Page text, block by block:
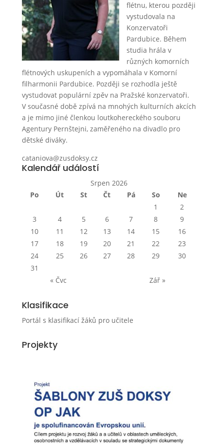
flétnu, kterou později
vystudovala na
Konzervatoři
Pardubice. Během
studia hrála v
různých komorních
flétnových uskupeních a vypomáhala v Komorní
filharmonii Pardubice. Později se rozhodla ještě
vystudovat populární zpěv na Pražské konzervatoři.
V současné době zpívá na mnohých kulturních akcích
a je mimo jiné členkou loutkohereckého souboru
Agentury Pernštejni, zaměřeného na divadlo pro
dětské diváky.
cataniova@zusdoksy.cz
Kalendář událostí
Srpen 2026
Po
Út St Čt Pá So
Ne
1
2
3
4 5 6 7 8
9
10
11 12 13 14 15
16
17
18 19 20 21 22
23
24
25 26 27 28 29
30
31
« Čvc
Zář »
Klasifikace
Portál s klasifikací žáků pro učitele
Projekty